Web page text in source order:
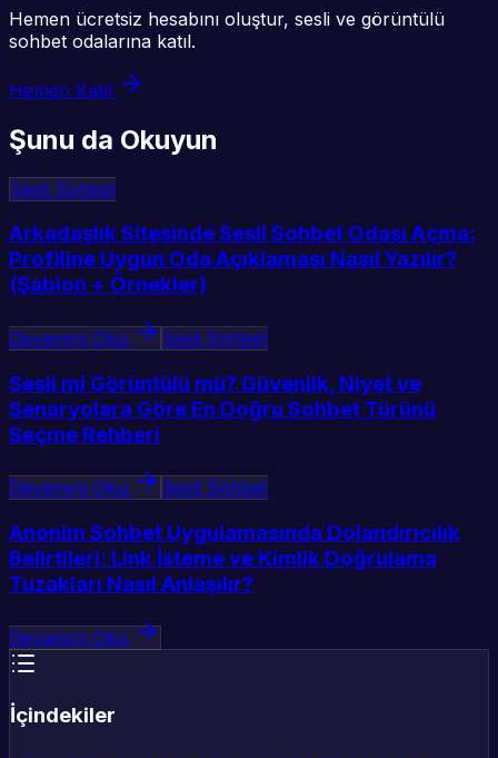
Hemen ücretsiz hesabını oluştur, sesli ve görüntülü
sohbet odalarına katıl.
Hemen Katıl
Şunu da Okuyun
Sesli Sohbet
Arkadaşlık Sitesinde Sesli Sohbet Odası Açma:
Profiline Uygun Oda Açıklaması Nasıl Yazılır?
(Şablon + Örnekler)
Devamını Oku Sesli Sohbet
Sesli mi Görüntülü mü? Güvenlik, Niyet ve
Senaryolara Göre En Doğru Sohbet Türünü
Seçme Rehberi
Devamını Oku Sesli Sohbet
Anonim Sohbet Uygulamasında Dolandırıcılık
Belirtileri: Link İsteme ve Kimlik Doğrulama
Tuzakları Nasıl Anlaşılır?
Devamını Oku
İçindekiler